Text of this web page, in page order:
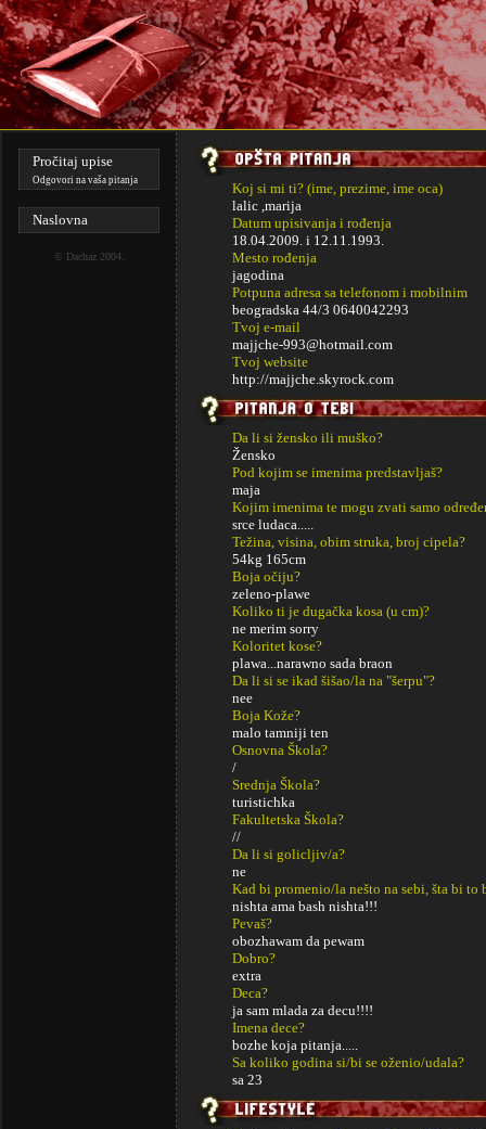
Pročitaj upise
Odgovori na vaša pitanja
Naslovna
© Dachaz2004.
Koj si mi ti? (ime, prezime, ime oca)
lalic ,marija
Datum upisivanja i rođenja
18.04.2009. i 12.11.1993.
Mesto rođenja
jagodina
Potpuna adresa sa telefonom i mobilnim
beogradska 44/3 0640042293
Tvoj e-mail
majjche-993@hotmail.com
Tvoj website
http://majjche.skyrock.com
Da li si žensko ili muško?
Žensko
Pod kojim se imenima predstavljaš?
maja
Kojim imenima te mogu zvati samo
srce ludaca.....
Težina, visina, obim struka, broj cipela?
54kg 165cm
Boja očiju?
zeleno-plawe
Koliko ti je dugačka kosa (u cm)?
ne merim sorry
Koloritet kose?
plawa...narawno sada braon
Da li si se ikad šišao/la na "šerpu"?
nee
Boja Kože?
malo tamniji ten
Osnovna Škola?
/
Srednja Škola?
turistichka
Fakultetska Škola?
//
Da li si golicljiv/a?
ne
Kad bi promenio/la nešto na sebi, šta bi to
nishta ama bash nishta!!!
Pevaš?
obozhawam da pewam
Dobro?
extra
Deca?
ja sam mlada za decu!!!!
Imena dece?
bozhe koja pitanja.....
Sa koliko godina si/bi se oženio/udala?
sa 23